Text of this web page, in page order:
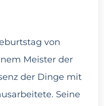
von
Meister der
der Dinge mit
Seine